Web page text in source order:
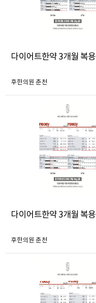
다이어트한약 3개월 복용
후한의원 춘천
다이어트한약 3개월 복용
후한의원 춘천